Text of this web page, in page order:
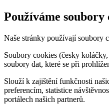
Používáme soubory
Naše stránky používají soubory
Soubory cookies (česky
soubory dat, které se při
Slouží k zajištění funkčnosti
preferencím, statistice
portálech našich partnerů.